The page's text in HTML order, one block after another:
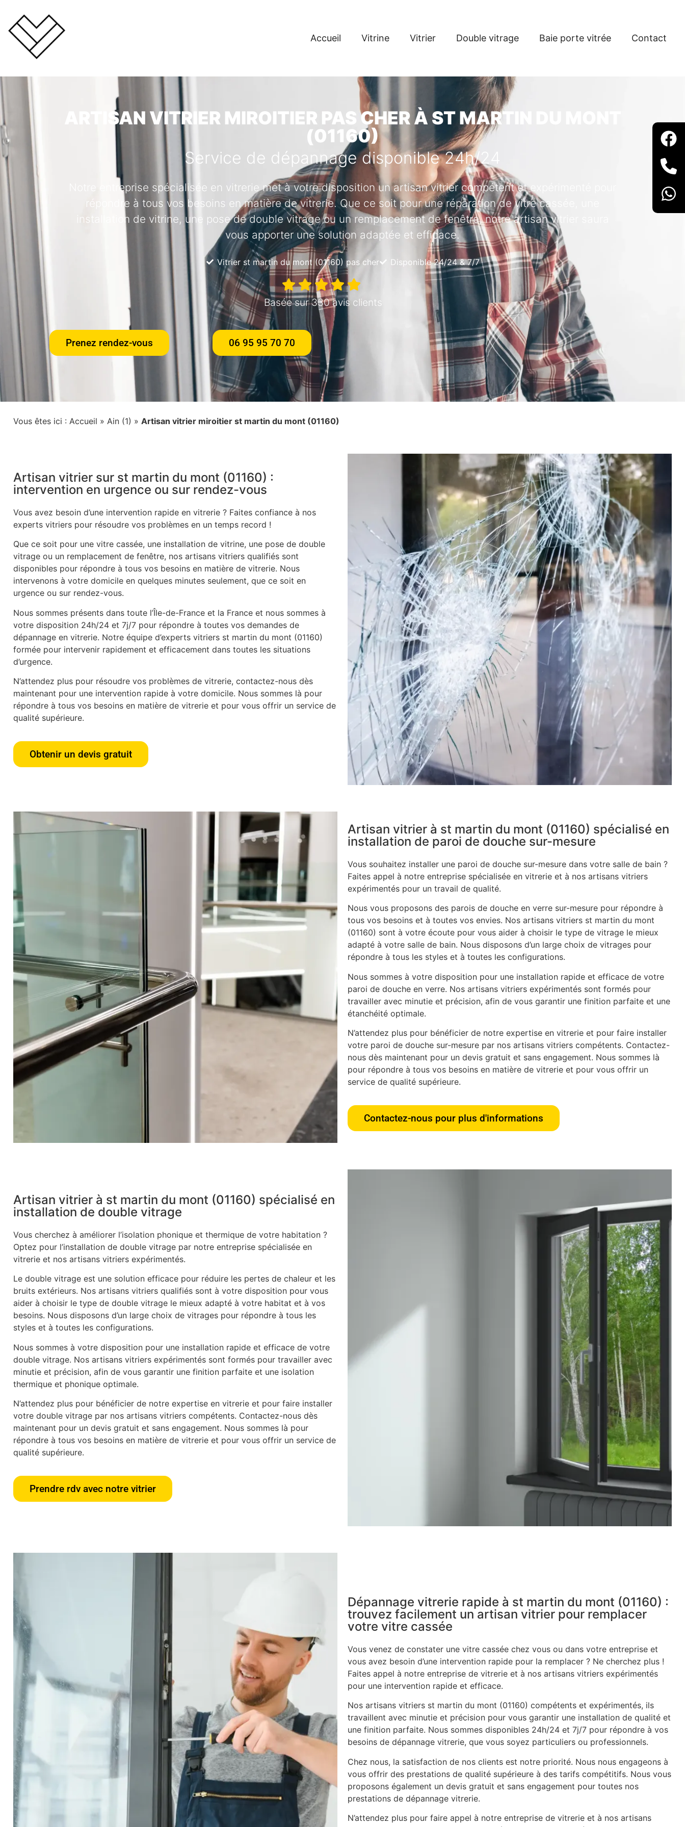
Accueil Vitrine Vitrier Double vitrage Baie porte vitrée Contact
ARTISAN VITRIER MIROITIER PAS CHER À ST MARTIN DU MONT
(01160)
Service de dépannage disponible 24h/24
Notre entreprise spécialisée en vitrerie met à votre disposition un artisan vitrier compétent et expérimenté pour
répondre à tous vos besoins en matière de vitrerie. Que ce soit pour une réparation de vitre cassée, une
installation de vitrine, une pose de double vitrage ou un remplacement de fenêtre, notre artisan vitrier saura
vous apporter une solution adaptée et efficace.
Vitrier st martin du mont (01160) pas cher Disponible 24/24 & 7/7
Basée sur 330 avis clients
Prenez rendez-vous 06 95 95 70 70
Vous êtes ici : Accueil » Ain (1) » Artisan vitrier miroitier st martin du mont (01160)
Artisan vitrier sur st martin du mont (01160) :
intervention en urgence ou sur rendez-vous
Vous avez besoin d’une intervention rapide en vitrerie ? Faites confiance à nos
experts vitriers pour résoudre vos problèmes en un temps record !
Que ce soit pour une vitre cassée, une installation de vitrine, une pose de double
vitrage ou un remplacement de fenêtre, nos artisans vitriers qualifiés sont
disponibles pour répondre à tous vos besoins en matière de vitrerie. Nous
intervenons à votre domicile en quelques minutes seulement, que ce soit en
urgence ou sur rendez-vous.
Nous sommes présents dans toute l’Île-de-France et la France et nous sommes à
votre disposition 24h/24 et 7j/7 pour répondre à toutes vos demandes de
dépannage en vitrerie. Notre équipe d’experts vitriers st martin du mont (01160)
formée pour intervenir rapidement et efficacement dans toutes les situations
d’urgence.
N’attendez plus pour résoudre vos problèmes de vitrerie, contactez-nous dès
maintenant pour une intervention rapide à votre domicile. Nous sommes là pour
répondre à tous vos besoins en matière de vitrerie et pour vous offrir un service de
qualité supérieure.
Obtenir un devis gratuit
Artisan vitrier à st martin du mont (01160) spécialisé en
installation de paroi de douche sur-mesure
Vous souhaitez installer une paroi de douche sur-mesure dans votre salle de bain ?
Faites appel à notre entreprise spécialisée en vitrerie et à nos artisans vitriers
expérimentés pour un travail de qualité.
Nous vous proposons des parois de douche en verre sur-mesure pour répondre à
tous vos besoins et à toutes vos envies. Nos artisans vitriers st martin du mont
(01160) sont à votre écoute pour vous aider à choisir le type de vitrage le mieux
adapté à votre salle de bain. Nous disposons d’un large choix de vitrages pour
répondre à tous les styles et à toutes les configurations.
Nous sommes à votre disposition pour une installation rapide et efficace de votre
paroi de douche en verre. Nos artisans vitriers expérimentés sont formés pour
travailler avec minutie et précision, afin de vous garantir une finition parfaite et une
étanchéité optimale.
N’attendez plus pour bénéficier de notre expertise en vitrerie et pour faire installer
votre paroi de douche sur-mesure par nos artisans vitriers compétents. Contactez-
nous dès maintenant pour un devis gratuit et sans engagement. Nous sommes là
pour répondre à tous vos besoins en matière de vitrerie et pour vous offrir un
service de qualité supérieure.
Contactez-nous pour plus d'informations
Artisan vitrier à st martin du mont (01160) spécialisé en
installation de double vitrage
Vous cherchez à améliorer l’isolation phonique et thermique de votre habitation ?
Optez pour l’installation de double vitrage par notre entreprise spécialisée en
vitrerie et nos artisans vitriers expérimentés.
Le double vitrage est une solution efficace pour réduire les pertes de chaleur et les
bruits extérieurs. Nos artisans vitriers qualifiés sont à votre disposition pour vous
aider à choisir le type de double vitrage le mieux adapté à votre habitat et à vos
besoins. Nous disposons d’un large choix de vitrages pour répondre à tous les
styles et à toutes les configurations.
Nous sommes à votre disposition pour une installation rapide et efficace de votre
double vitrage. Nos artisans vitriers expérimentés sont formés pour travailler avec
minutie et précision, afin de vous garantir une finition parfaite et une isolation
thermique et phonique optimale.
N’attendez plus pour bénéficier de notre expertise en vitrerie et pour faire installer
votre double vitrage par nos artisans vitriers compétents. Contactez-nous dès
maintenant pour un devis gratuit et sans engagement. Nous sommes là pour
répondre à tous vos besoins en matière de vitrerie et pour vous offrir un service de
qualité supérieure.
Prendre rdv avec notre vitrier
Dépannage vitrerie rapide à st martin du mont (01160) :
trouvez facilement un artisan vitrier pour remplacer
votre vitre cassée
Vous venez de constater une vitre cassée chez vous ou dans votre entreprise et
vous avez besoin d’une intervention rapide pour la remplacer ? Ne cherchez plus !
Faites appel à notre entreprise de vitrerie et à nos artisans vitriers expérimentés
pour une intervention rapide et efficace.
Nos artisans vitriers st martin du mont (01160) compétents et expérimentés, ils
travaillent avec minutie et précision pour vous garantir une installation de qualité et
une finition parfaite. Nous sommes disponibles 24h/24 et 7j/7 pour répondre à vos
besoins de dépannage vitrerie, que vous soyez particuliers ou professionnels.
Chez nous, la satisfaction de nos clients est notre priorité. Nous nous engageons à
vous offrir des prestations de qualité supérieure à des tarifs compétitifs. Nous vous
proposons également un devis gratuit et sans engagement pour toutes nos
prestations de dépannage vitrerie.
N’attendez plus pour faire appel à notre entreprise de vitrerie et à nos artisans